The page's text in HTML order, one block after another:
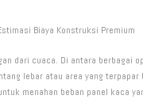
Biaya Konstruksi Premium
dari cuaca. Di antara berbagai
lebar atau area yang
menahan beban panel kaca